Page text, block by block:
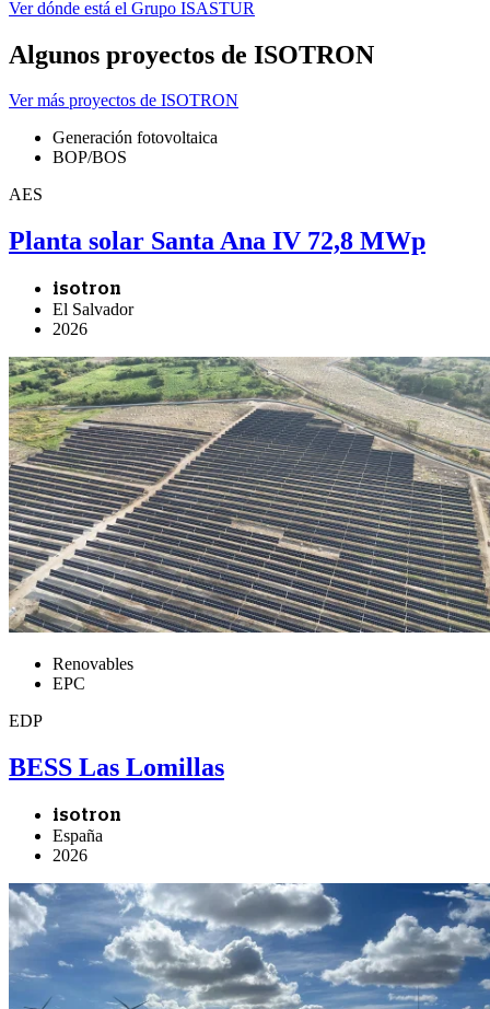
Ver dónde está el Grupo ISASTUR
Algunos proyectos de ISOTRON
Ver más proyectos de ISOTRON
Generación fotovoltaica
BOP/BOS
AES
Planta solar Santa Ana IV 72,8 MWp
isotron
El Salvador
2026
Renovables
EPC
EDP
BESS Las Lomillas
isotron
España
2026